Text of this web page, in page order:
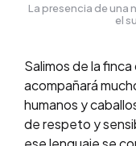
La presencia de una
el
Salimos de la
acompañará
humanos y
de respeto y